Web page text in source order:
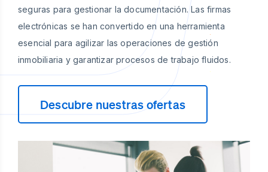
seguras para gestionar la documentación. Las firmas
electrónicas se han convertido en una herramienta
esencial para agilizar las operaciones de gestión
inmobiliaria y garantizar procesos de trabajo fluidos.
Descubre nuestras ofertas